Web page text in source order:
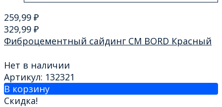
259,99 ₽
329,99 ₽
Фиброцементный сайдинг CM BORD Красный
Нет в наличии
Артикул: 132321
В корзину
Скидка!